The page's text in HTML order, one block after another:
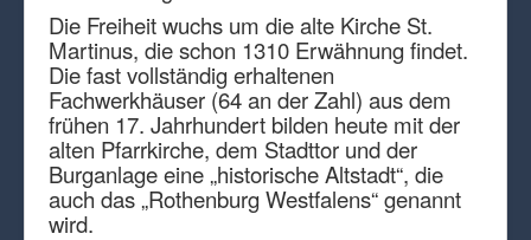
Die Freiheit wuchs um die alte Kirche St.
Martinus, die schon 1310 Erwähnung findet.
Die fast vollständig erhaltenen
Fachwerkhäuser (64 an der Zahl) aus dem
frühen 17. Jahrhundert bilden heute mit der
alten Pfarrkirche, dem Stadttor und der
Burganlage eine „historische Altstadt“, die
auch das „Rothenburg Westfalens“ genannt
wird.